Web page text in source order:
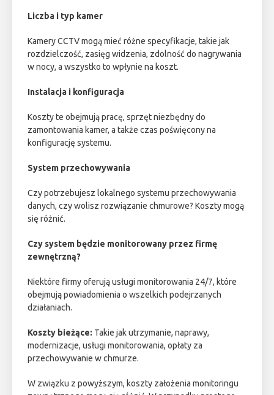
Liczba i typ kamer
Kamery CCTV mogą mieć różne specyfikacje, takie jak
rozdzielczość, zasięg widzenia, zdolność do nagrywania
w nocy, a wszystko to wpłynie na koszt.
Instalacja i konfiguracja
Koszty te obejmują pracę, sprzęt niezbędny do
zamontowania kamer, a także czas poświęcony na
konfigurację systemu.
System przechowywania
Czy potrzebujesz lokalnego systemu przechowywania
danych, czy wolisz rozwiązanie chmurowe? Koszty mogą
się różnić.
Czy system będzie monitorowany przez firmę
zewnętrzną?
Niektóre firmy oferują usługi monitorowania 24/7, które
obejmują powiadomienia o wszelkich podejrzanych
działaniach.
Koszty bieżące: Takie jak utrzymanie, naprawy,
modernizacje, usługi monitorowania, opłaty za
przechowywanie w chmurze.
W związku z powyższym, koszty założenia monitoringu